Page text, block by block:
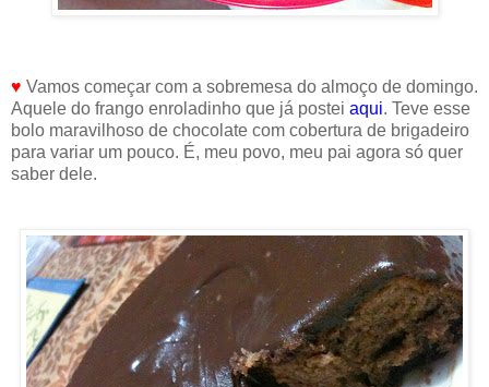
♥ Vamos começar com a sobremesa do almoço de domingo.
Aquele do frango enroladinho que já postei aqui. Teve esse
bolo maravilhoso de chocolate com cobertura de brigadeiro
para variar um pouco. É, meu povo, meu pai agora só quer
saber dele.